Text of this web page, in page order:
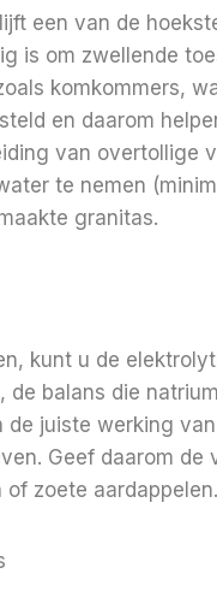
een van de
is om zwellende
komkommers,
en daarom
van overtollige
te nemen
granitas.
kunt u de
balans die
juiste werking
Geef daarom
zoete aardappelen.